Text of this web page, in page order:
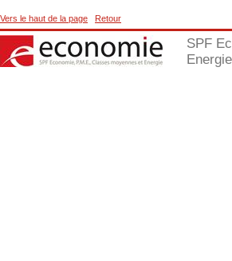
Vers le haut de la page Retour
SPF